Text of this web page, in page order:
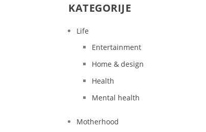
KATEGORIJE
Life
Entertainment
Home & design
Health
Mental health
Motherhood